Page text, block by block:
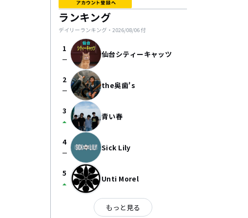
ランキング
デイリーランキング・ 2026/08/06付
1
check_indeterminate_small 仙台シティーキャッツ
2
check_indeterminate_small the奥歯's
3
arrow_drop_up 青い春
4
check_indeterminate_small Sick Lily
5
arrow_drop_up Unti Morel
もっと見る